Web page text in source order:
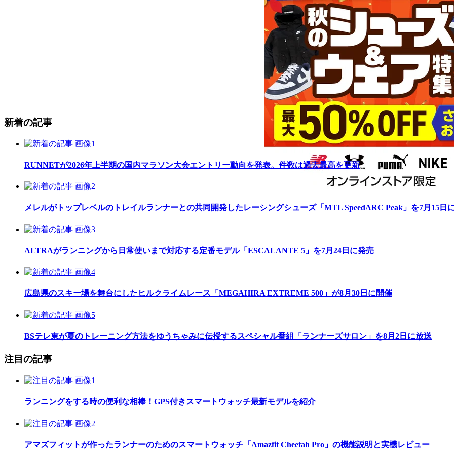
新着の記事
RUNNETが2026年上半期の国内マラソン大会エントリー動向を発表。件数は過去最高を更新
メレルがトップレベルのトレイルランナーとの共同開発したレーシングシューズ「MTL SpeedARC Peak」を7月15日
ALTRAがランニングから日常使いまで対応する定番モデル「ESCALANTE 5」を7月24日に発売
広島県のスキー場を舞台にしたヒルクライムレース「MEGAHIRA EXTREME 500」が8月30日に開催
BSテレ東が夏のトレーニング方法をゆうちゃみに伝授するスペシャル番組「ランナーズサロン」を8月2日に放送
注目の記事
ランニングをする時の便利な相棒！GPS付きスマートウォッチ最新モデルを紹介
アマズフィットが作ったランナーのためのスマートウォッチ「Amazfit Cheetah Pro」の機能説明と実機レビュー